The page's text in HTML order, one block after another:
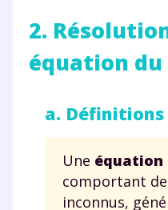
2.
équation
a. Définitions
Une équation
comportant
inconnus,